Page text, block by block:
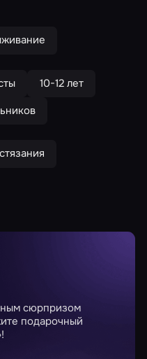
10-12 лет
сюрпризом
подарочный